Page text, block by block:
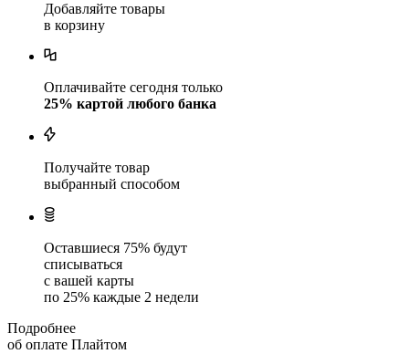
Добавляйте товары
в корзину
Оплачивайте сегодня только
25% картой любого банка
Получайте товар
выбранный способом
Оставшиеся 75% будут
списываться
с вашей карты
по 25% каждые 2 недели
Подробнее
об оплате Плайтом